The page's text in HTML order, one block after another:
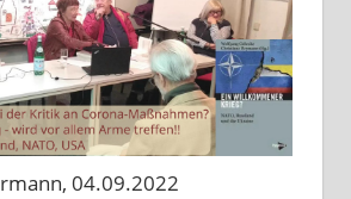
04.09.2022